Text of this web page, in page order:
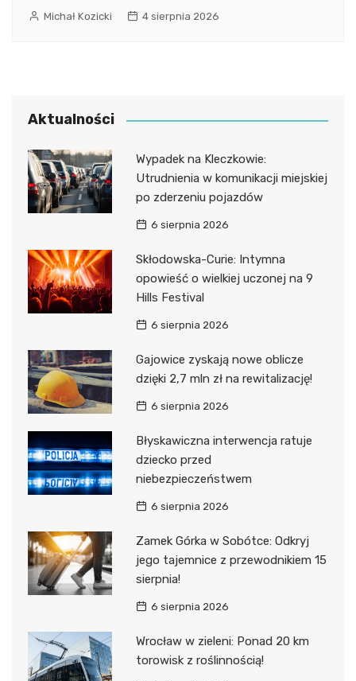
Michał Kozicki 4 sierpnia 2026
Aktualności
Wypadek na Kleczkowie:
Utrudnienia w komunikacji miejskiej
po zderzeniu pojazdów
6 sierpnia 2026
Skłodowska-Curie: Intymna
opowieść o wielkiej uczonej na 9
Hills Festival
6 sierpnia 2026
Gajowice zyskają nowe oblicze
dzięki 2,7 mln zł na rewitalizację!
6 sierpnia 2026
Błyskawiczna interwencja ratuje
dziecko przed
niebezpieczeństwem
6 sierpnia 2026
Zamek Górka w Sobótce: Odkryj
jego tajemnice z przewodnikiem 15
sierpnia!
6 sierpnia 2026
Wrocław w zieleni: Ponad 20 km
torowisk z roślinnością!